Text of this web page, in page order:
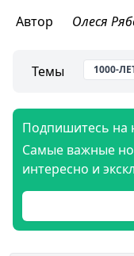
Автор Олеся
Темы 1000-
Подпишитесь на
Самые важные
интересно и